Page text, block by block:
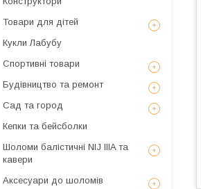
Товари для дітей
Кукли Лабубу
Спортивні товари
Будівництво та ремонт
Сад та город
Кепки та бейсболки
Шоломи балістичні NIJ IIIA та
кавери
Аксесуари до шоломів